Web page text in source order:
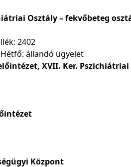
Osztály – fekvőbeteg
2402
állandó ügyelet
XVII. Ker.
Központ